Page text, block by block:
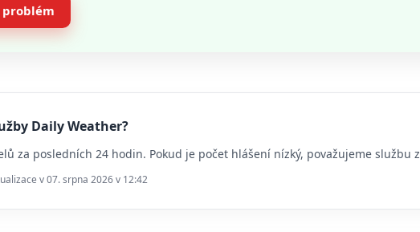
problém
Daily Weather?
za posledních 24 hodin. Pokud je počet hlášení nízký, považujeme službu
v 07. srpna 2026 v 12:42